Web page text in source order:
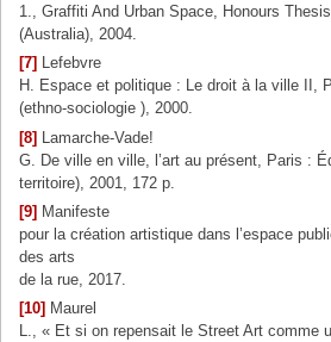
1., Graffiti And Urban Space, Honours
(Australia), 2004.
[7] Lefebvre
H. Espace et politique : Le droit à la ville II,
(ethno-sociologie ), 2000.
[8] Lamarche-Vade!
G. De ville en ville, l’art au présent, Paris :
territoire), 2001, 172 p.
[9] Manifeste
pour la création artistique dans l’espace
des arts
de la rue, 2017.
[10] Maurel
L., « Et si on repensait le Street Art comme